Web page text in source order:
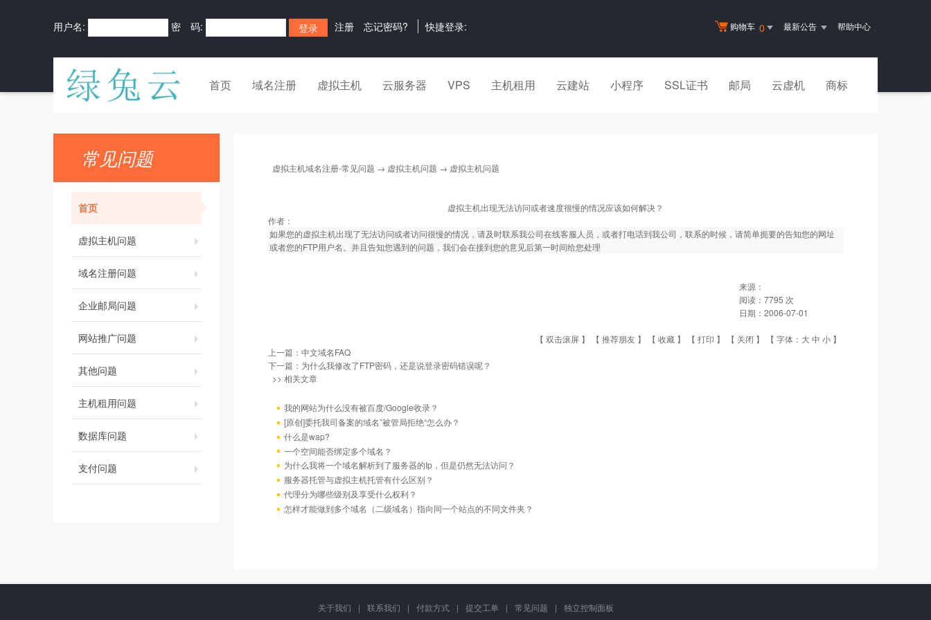
购物车 0 最新公告 帮助中心
用户名: 密 码: 注册 忘记密码? 快捷登录:
首页 域名注册 虚拟主机 云服务器 VPS 主机租用 云建站 小程序 SSL证书 邮局 云虚机 商标
常见问题
首页
虚拟主机问题
域名注册问题
企业邮局问题
网站推广问题
其他问题
主机租用问题
数据库问题
支付问题
虚拟主机域名注册-常见问题 → 虚拟主机问题 → 虚拟主机问题
虚拟主机出现无法访问或者速度很慢的情况应该如何解决？
作者：
如果您的虚拟主机出现了无法访问或者访问很慢的情况，请及时联系我公司在线客服人员，或者打电话到我公司，联系的时候，请简单扼要的告知您的网址
或者您的FTP用户名。并且告知您遇到的问题，我们会在接到您的意见后第一时间给您处理
来源：
阅读： 7795 次
日期： 2006-07-01
【 双击滚屏 】 【 推荐朋友 】 【 收藏 】 【 打印 】 【 关闭 】 【 字体： 大中 小 】
上一篇： 中文域名FAQ
下一篇： 为什么我修改了FTP密码，还是说登录密码错误呢？
>> 相关文章
我的网站为什么没有被百度/Google收录？
[原创]委托我司备案的域名”被管局拒绝“怎么办？
什么是wap?
一个空间能否绑定多个域名？
为什么我将一个域名解析到了服务器的Ip，但是仍然无法访问？
服务器托管与虚拟主机托管有什么区别？
代理分为哪些级别及享受什么权利？
怎样才能做到多个域名（二级域名）指向同一个站点的不同文件夹？
关于我们 | 联系我们 | 付款方式 | 提交工单 | 常见问题 | 独立控制面板